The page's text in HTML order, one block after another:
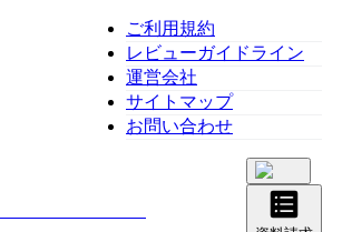
ご利用規約
レビューガイドライン
運営会社
サイトマップ
お問い合わせ